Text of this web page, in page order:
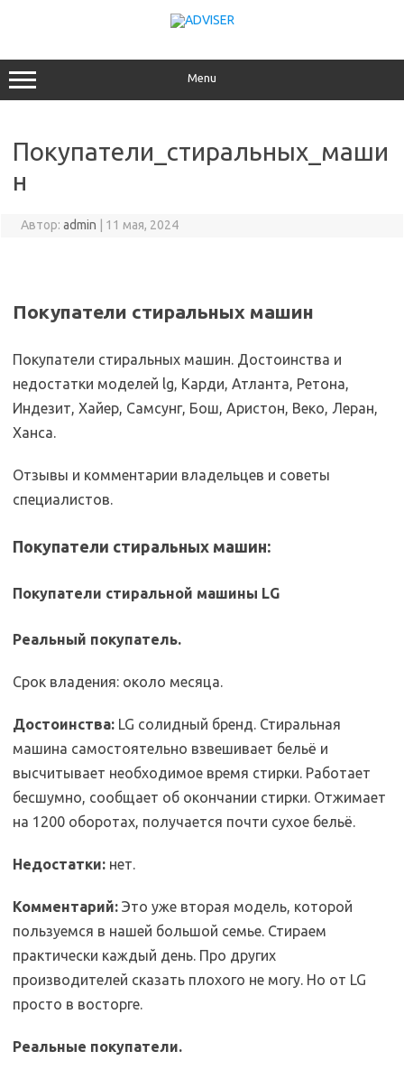
Menu
Покупатели_стиральных_маши
н
Автор: admin 11 мая, 2024
Покупатели стиральных машин
Покупатели стиральных машин. Достоинства и
недостатки моделей lg, Карди, Атланта, Ретона,
Индезит, Хайер, Самсунг, Бош, Аристон, Веко, Леран,
Ханса.
Отзывы и комментарии владельцев и советы
специалистов.
Покупатели стиральных машин:
Покупатели стиральной машины LG
Реальный покупатель.
Срок владения: около месяца.
Достоинства: LG солидный бренд. Стиральная
машина самостоятельно взвешивает бельё и
высчитывает необходимое время стирки. Работает
бесшумно, сообщает об окончании стирки. Отжимает
на 1200 оборотах, получается почти сухое бельё.
Недостатки: нет.
Комментарий: Это уже вторая модель, которой
пользуемся в нашей большой семье. Стираем
практически каждый день. Про других
производителей сказать плохого не могу. Но от LG
просто в восторге.
Реальные покупатели.